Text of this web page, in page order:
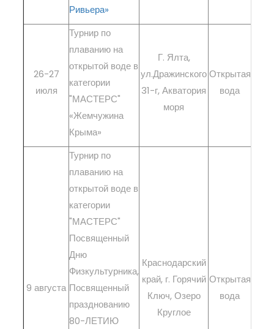
Ривьера»
26-27
июля
Турнир по
плаванию на
открытой воде в
категории
"МАСТЕРС"
«Жемчужина
Крыма»
Г. Ялта,
ул.Дражинского
31-г, Акватория
моря
Открытая
вода
9 августа
Турнир по
плаванию на
открытой воде в
категории
"МАСТЕРС"
Посвященный
Дню
Физкультурника,
Посвященный
празднованию
80-ЛЕТИЮ
Краснодарский
край, г. Горячий
Ключ, Озеро
Круглое
Открытая
вода